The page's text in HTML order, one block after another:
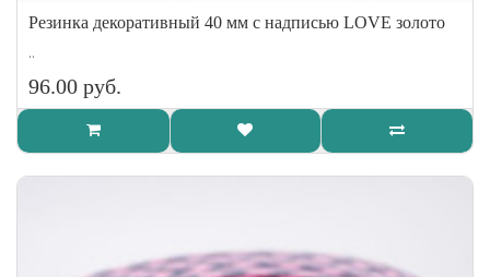
Резинка декоративный 40 мм с надписью LOVE золото
..
96.00 руб.